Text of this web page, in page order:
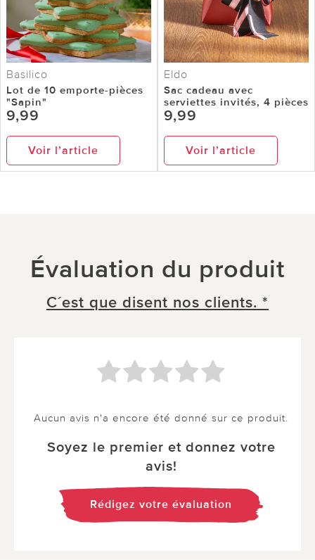
Basilico
Lot de 10 emporte-pièces
"Sapin"
9,99
Voir l’article
Eldo
Sac cadeau avec
serviettes invités, 4 pièces
9,99
Voir l’article
Évaluation du produit
C´est que disent nos clients. *
Aucun avis n'a encore été donné sur ce produit.
Soyez le premier et donnez votre
avis!
Rédigez votre évaluation